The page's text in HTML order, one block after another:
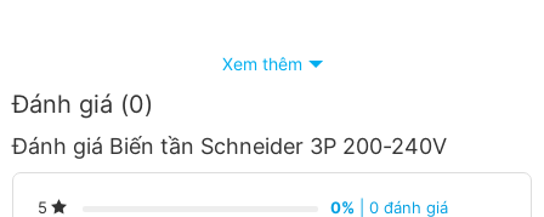
Xem thêm
Đánh giá (0)
Đánh giá Biến tần Schneider 3P 200-240V
5 0% | 0 đánh giá